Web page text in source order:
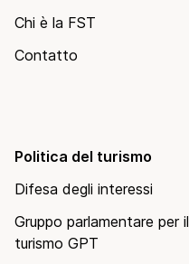
Chi è la FST
Contatto
Politica del turismo
Difesa degli interessi
Gruppo parlamentare per il
turismo GPT